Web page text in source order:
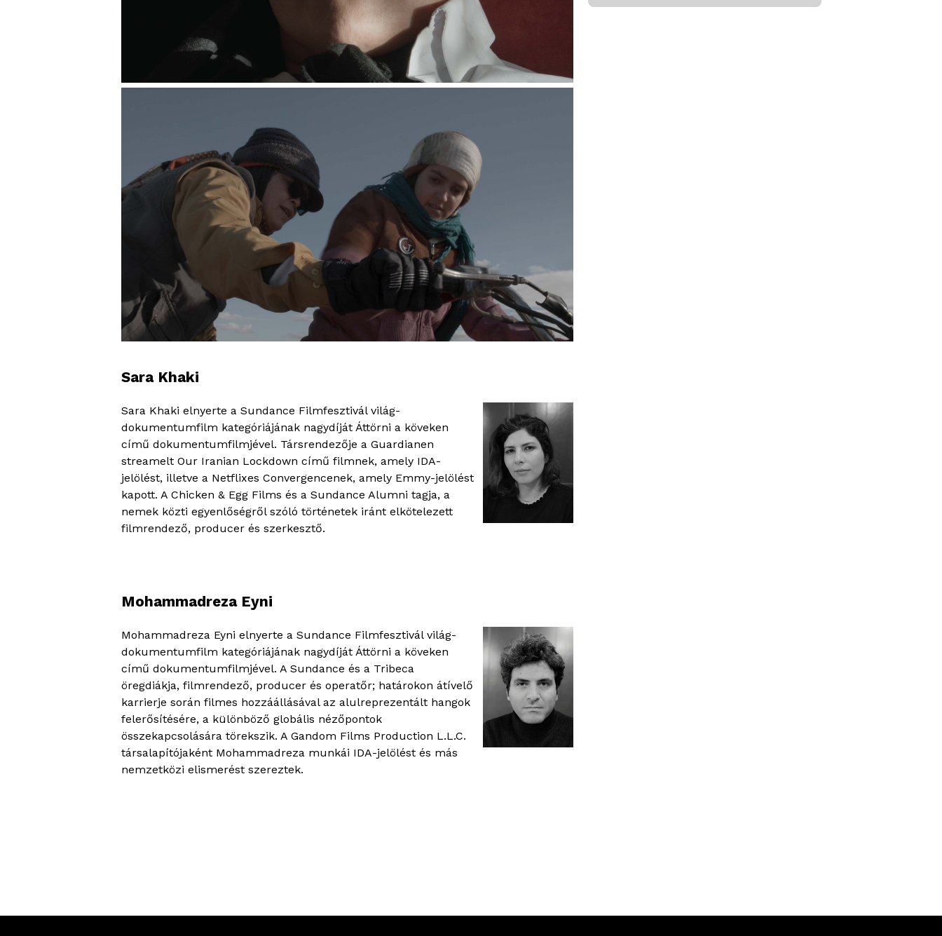
Sara Khaki
Sara Khaki elnyerte a Sundance Filmfesztivál világ-
dokumentumfilm kategóriájának nagydíját Áttörni a köveken
című dokumentumfilmjével. Társrendezője a Guardianen
streamelt Our Iranian Lockdown című filmnek, amely IDA-
jelölést, illetve a Netflixes Convergencenek, amely Emmy-jelölést
kapott. A Chicken & Egg Films és a Sundance Alumni tagja, a
nemek közti egyenlőségről szóló történetek iránt elkötelezett
filmrendező, producer és szerkesztő.
Mohammadreza Eyni
Mohammadreza Eyni elnyerte a Sundance Filmfesztivál világ-
dokumentumfilm kategóriájának nagydíját Áttörni a köveken
című dokumentumfilmjével. A Sundance és a Tribeca
öregdiákja, filmrendező, producer és operatőr; határokon átívelő
karrierje során filmes hozzáállásával az alulreprezentált hangok
felerősítésére, a különböző globális nézőpontok
összekapcsolására törekszik. A Gandom Films Production L.L.C.
társalapítójaként Mohammadreza munkái IDA-jelölést és más
nemzetközi elismerést szereztek.